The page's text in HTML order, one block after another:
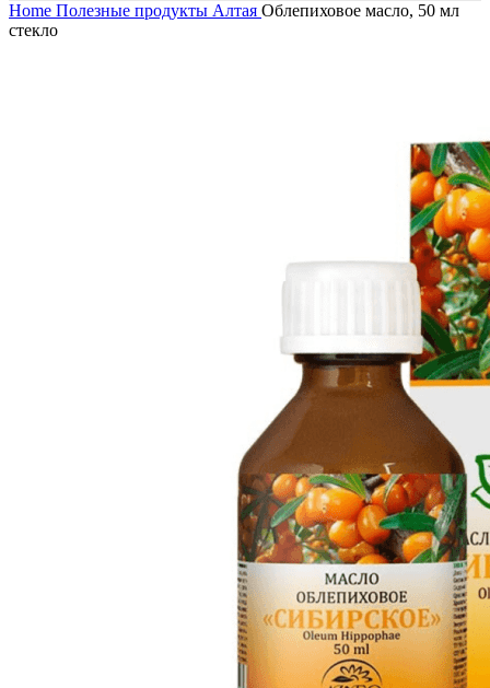
Home Полезные продукты Алтая Облепиховое масло, 50 мл
стекло